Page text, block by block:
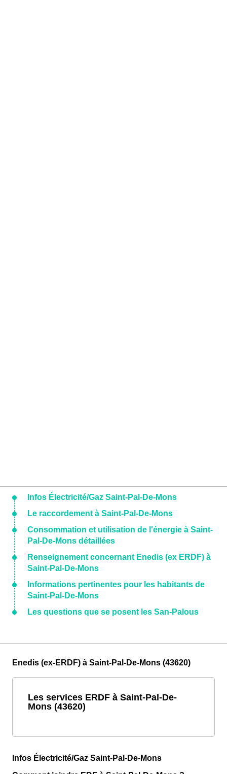
Infos Électricité/Gaz Saint-Pal-De-Mons
Le raccordement à Saint-Pal-De-Mons
Consommation et utilisation de l'énergie à Saint-
Pal-De-Mons détaillées
Renseignement concernant Enedis (ex ERDF) à
Saint-Pal-De-Mons
Informations pertinentes pour les habitants de
Saint-Pal-De-Mons
Les questions que se posent les San-Palous
Enedis (ex-ERDF) à Saint-Pal-De-Mons (43620)
Les services ERDF à Saint-Pal-De-
Mons (43620)
Infos Électricité/Gaz Saint-Pal-De-Mons